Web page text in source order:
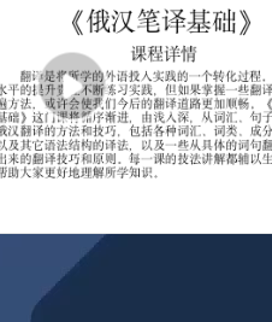
收藏课程